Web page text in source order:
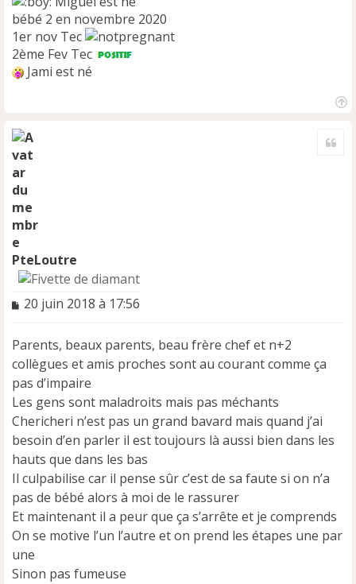
bébé 2 en novembre 2020
1er nov Tec
2ème Fev Tec
Jami est né
PteLoutre
M
s
a
g
e
n
o
n
l
u
20 juin 2018 à 17:56
Parents, beaux parents, beau frère chef et n+2
collègues et amis proches sont au courant comme ça
pas d’impaire
Les gens sont maladroits mais pas méchants
Chericheri n’est pas un grand bavard mais quand j’ai
besoin d’en parler il est toujours là aussi bien dans les
hauts que dans les bas
Il culpabilise car il pense sûr c’est de sa faute si on n’a
pas de bébé alors à moi de le rassurer
Et maintenant il a peur que ça s’arrête et je comprends
On se motive l’un l’autre et on prend les étapes une par
une
Sinon pas fumeuse